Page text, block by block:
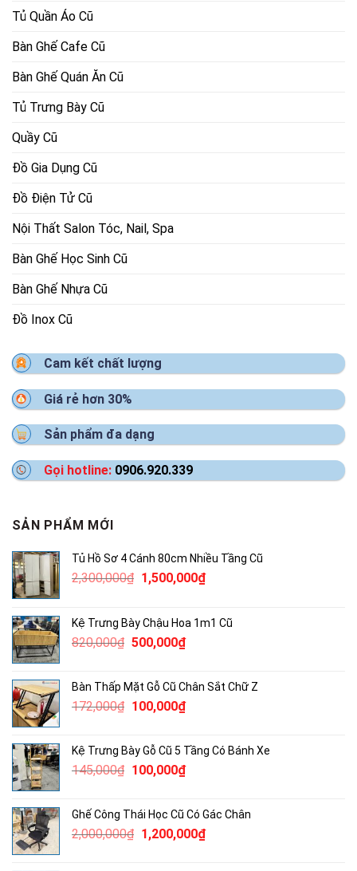
Tủ Quần Áo Cũ
Bàn Ghế Cafe Cũ
Bàn Ghế Quán Ăn Cũ
Tủ Trưng Bày Cũ
Quầy Cũ
Đồ Gia Dụng Cũ
Đồ Điện Tử Cũ
Nội Thất Salon Tóc, Nail, Spa
Bàn Ghế Học Sinh Cũ
Bàn Ghế Nhựa Cũ
Đồ Inox Cũ
Cam kết chất lượng
Giá rẻ hơn 30%
Sản phẩm đa dạng
Gọi hotline: 0906.920.339
SẢN PHẨM MỚI
Tủ Hồ Sơ 4 Cánh 80cm Nhiều Tầng Cũ
2,300,000₫ Giá
2,300,000₫.
1,500,000₫Giá
là:
Kệ Trưng Bày Chậu Hoa 1m1 Cũ
820,000₫ Giá
820,000₫.
500,000₫Giá
là:
500,000₫.
Bàn Thấp Mặt Gỗ Cũ Chân Sắt Chữ Z
172,000₫ Giá
172,000₫.
100,000₫Giá
là:
100,000₫.
Kệ Trưng Bày Gỗ Cũ 5 Tầng Có Bánh Xe
145,000₫ Giá
145,000₫.
100,000₫Giá
là:
100,000₫.
Ghế Công Thái Học Cũ Có Gác Chân
2,000,000₫ Giá
1,200,000₫Giá